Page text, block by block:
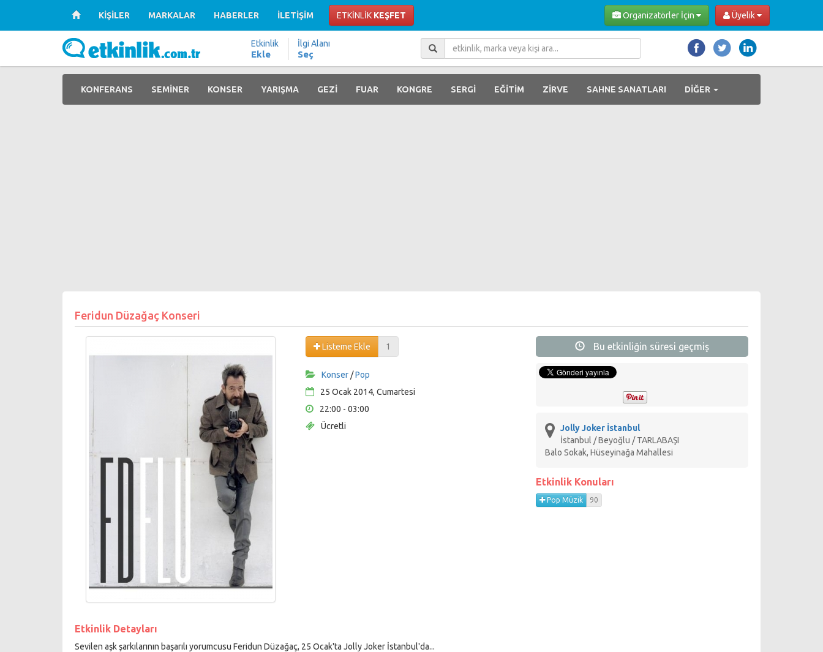
KİŞİLER MARKALAR HABERLER İLETİŞİM ETKİNLİK KEŞFET Üyelik
Organizatörler İçin
Etkinlik
Ekle
İlgi Alanı
Seç
KONFERANS SEMİNER KONSER YARIŞMA GEZİ FUAR KONGRE SERGİ EĞİTİM ZİRVE SAHNE SANATLARI DİĞER
Feridun Düzağaç Konseri
Listeme Ekle 1
Konser/Pop
25 Ocak 2014, Cumartesi
22:00 - 03:00
Ücretli
Etkinlik Detayları
Sevilen aşk şarkılarının başarılı yorumcusu Feridun Düzağaç, 25 Ocak'ta Jolly Joker İstanbul'da...
Bu etkinliğin süresi geçmiş
Jolly Joker İstanbul
İstanbul / Beyoğlu / TARLABAŞI
Balo Sokak, Hüseyinağa Mahallesi
Etkinlik Konuları
Pop Müzik 90